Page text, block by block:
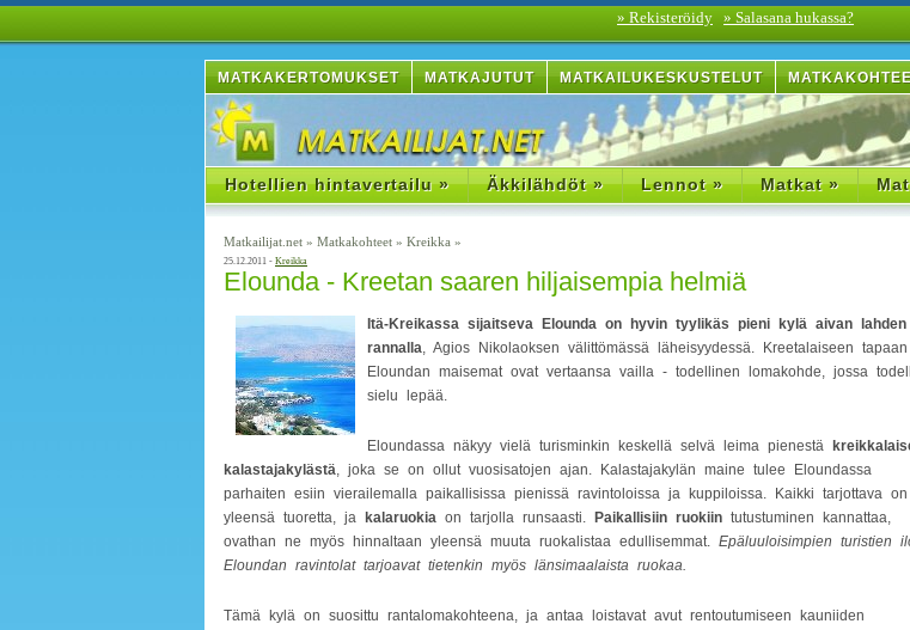
» Rekisteröidy » Salasana hukassa?
MATKAKERTOMUKSET MATKAJUTUT MATKAILUKESKUSTELUT
Hotellien hintavertailu » Äkkilähdöt » Lennot » Matkat »
Matkailijat.net » Matkakohteet » Kreikka »
25.12.2011 - Kreikka
Elounda - Kreetan saaren hiljaisempia helmiä
Itä-Kreikassa sijaitseva Elounda on hyvin tyylikäs pieni kylä aivan lahden
rannalla, Agios Nikolaoksen välittömässä läheisyydessä. Kreetalaiseen tapaan
Eloundan maisemat ovat vertaansa vailla - todellinen lomakohde, jossa
sielu lepää.
Eloundassa näkyy vielä turisminkin keskellä selvä leima pienestä
kalastajakylästä, joka se on ollut vuosisatojen ajan. Kalastajakylän maine tulee Eloundassa
parhaiten esiin vierailemalla paikallisissa pienissä ravintoloissa ja kuppiloissa. Kaikki tarjottava on
yleensä tuoretta, ja
kalaruokia on tarjolla runsaasti. Paikallisiin ruokiin tutustuminen kannattaa,
ovathan ne myös hinnaltaan yleensä muuta ruokalistaa edullisemmat. Epäluuloisimpien turistien
Eloundan ravintolat tarjoavat tietenkin myös länsimaalaista ruokaa.
Tämä kylä on suosittu rantalomakohteena, ja antaa loistavat avut rentoutumiseen kauniiden